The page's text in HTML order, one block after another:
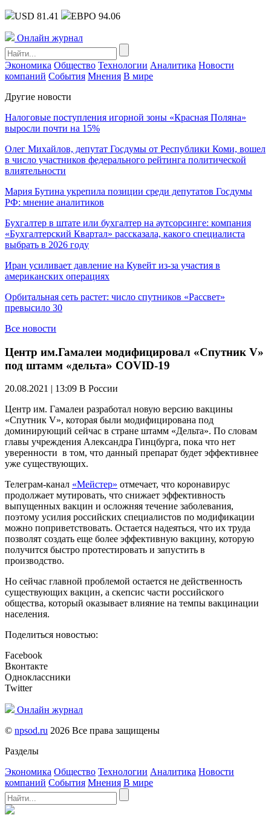
USD 81.41 ЕВРО 94.06
Онлайн журнал
Экономика Общество Технологии Аналитика Новости
компаний События Мнения В мире
Другие новости
Налоговые поступления игорной зоны «Красная Поляна»
выросли почти на 15%
Олег Михайлов, депутат Госдумы от Республики Коми, вошел
в число участников федерального рейтинга политической
влиятельности
Мария Бутина укрепила позиции среди депутатов Госдумы
РФ: мнение аналитиков
Бухгалтер в штате или бухгалтер на аутсорсинге: компания
«Бухгалтерский Квартал» рассказала, какого специалиста
выбрать в 2026 году
Иран усиливает давление на Кувейт из-за участия в
американских операциях
Орбитальная сеть растет: число спутников «Рассвет»
превысило 30
Все новости
Центр им.Гамалеи модифицировал «Спутник V»
под штамм «дельта» COVID-19
20.08.2021 | 13:09 В России
Центр им. Гамалеи разработал новую версию вакцины
«Спутник V», которая были модифицирована под
доминирующий сейчас в стране штамм «Дельта». По словам
главы учреждения Александра Гинцбурга, пока что нет
уверенности в том, что данный препарат будет эффективнее
уже существующих.
Телеграм-канал «Мейстер» отмечает, что коронавирус
продолжает мутировать, что снижает эффективность
выпущенных вакцин и осложняя течение заболевания,
поэтому усилия российских специалистов по модификации
можно поприветствовать. Остается надеяться, что их труда
позволят создать еще более эффективную вакцину, которую
получится быстро протестировать и запустить в
производство.
Но сейчас главной проблемой остается не действенность
существующих вакцин, а скепсис части российского
общества, который оказывает влияние на темпы вакцинации
населения.
Поделиться новостью:
Facebook
Вконтакте
Одноклассники
Twitter
Онлайн журнал
© npsod.ru 2026 Все права защищены
Разделы
Экономика Общество Технологии Аналитика Новости
компаний События Мнения В мире